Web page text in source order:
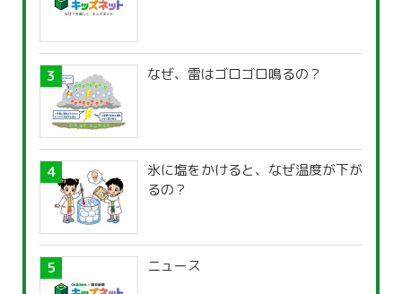
なぜ、雷はゴロゴロ鳴るの？
氷に塩をかけると、なぜ温度が下が
るの？
ニュース